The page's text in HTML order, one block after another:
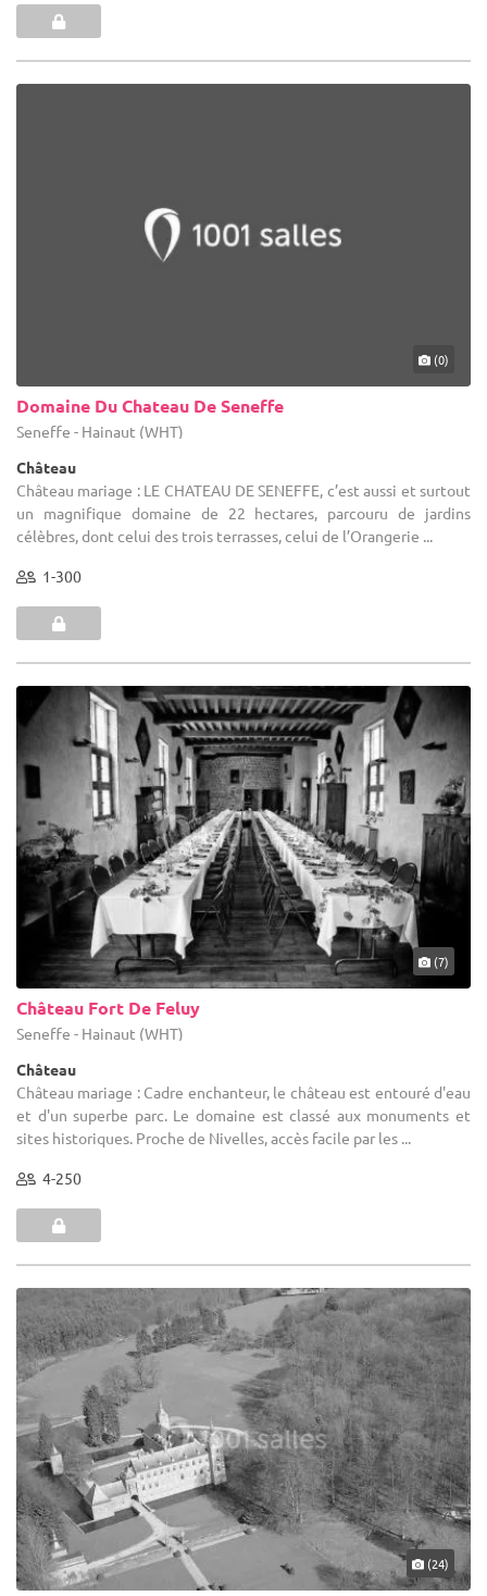
(0)
Domaine Du Chateau De Seneffe
Seneffe - Hainaut (WHT)
Château
Château mariage : LE CHATEAU DE SENEFFE, c’est aussi et surtout
un magnifique domaine de 22 hectares, parcouru de jardins
célèbres, dont celui des trois terrasses, celui de l’Orangerie ...
1-300
(7)
Château Fort De Feluy
Seneffe - Hainaut (WHT)
Château
Château mariage : Cadre enchanteur, le château est entouré d'eau
et d'un superbe parc. Le domaine est classé aux monuments et
sites historiques. Proche de Nivelles, accès facile par les ...
4-250
(24)